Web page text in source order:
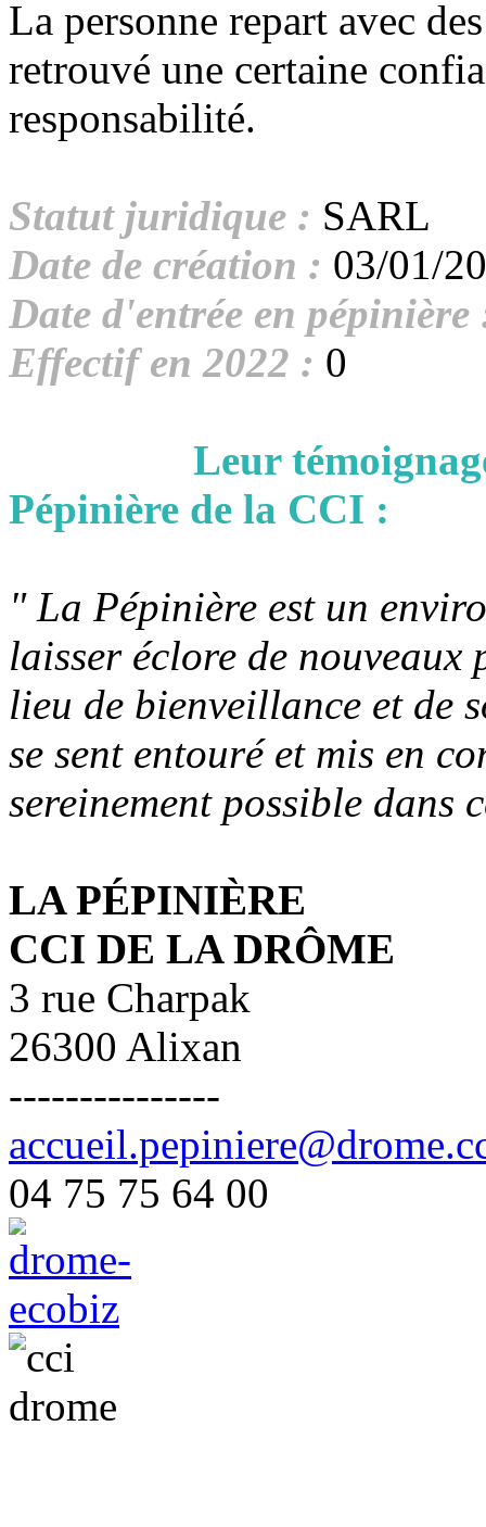
La personne repart avec
retrouvé une certaine
responsabilité.
Statut juridique : SARL
Date de création : 03/01/
Date d'entrée en pépinière
Effectif en 2022 : 0
Leur témoignage
Pépinière de la CCI :
" La Pépinière est un
laisser éclore de nouveaux
lieu de bienveillance et de
se sent entouré et mis en
sereinement possible dans
LA PÉPINIÈRE
CCI DE LA DRÔME
3 rue Charpak
26300 Alixan
---------------
04 75 75 64 00